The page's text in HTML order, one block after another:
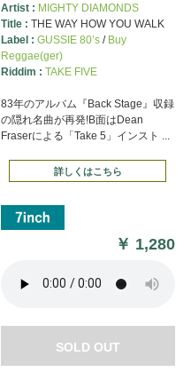
Artist : MIGHTY DIAMONDS
Title : THE WAY HOW YOU WALK
Label : GUSSIE 80’s/ Buy
Reggae(ger)
Riddim : TAKE FIVE
83年のアルバム『Back Stage』収録
の隠れ名曲が再発!B面はDean
Fraserによる「Take 5」インスト ...
詳しくはこちら
￥ 1,280
SOLD OUT